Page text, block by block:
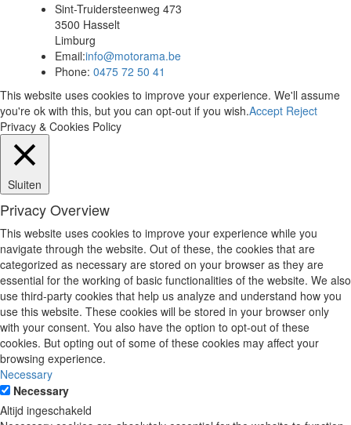
Sint-Truidersteenweg 473
3500 Hasselt
Limburg
Email:info@motorama.be
Phone: 0475 72 50 41
This website uses cookies to improve your experience. We'll assume
you're ok with this, but you can opt-out if you wish.Accept Reject
Privacy & Cookies Policy
Sluiten
Privacy Overview
This website uses cookies to improve your experience while you
navigate through the website. Out of these, the cookies that are
categorized as necessary are stored on your browser as they are
essential for the working of basic functionalities of the website. We also
use third-party cookies that help us analyze and understand how you
use this website. These cookies will be stored in your browser only
with your consent. You also have the option to opt-out of these
cookies. But opting out of some of these cookies may affect your
browsing experience.
Necessary
Necessary
Altijd ingeschakeld